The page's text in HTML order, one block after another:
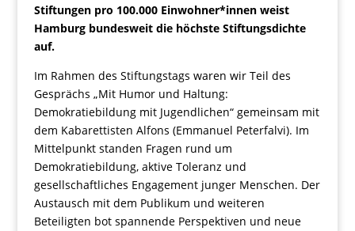
Stiftungen pro 100.000 Einwohner*innen weist
Hamburg bundesweit die höchste Stiftungsdichte
auf.
Im Rahmen des Stiftungstags waren wir Teil des
Gesprächs „Mit Humor und Haltung:
Demokratiebildung mit Jugendlichen“ gemeinsam mit
dem Kabarettisten Alfons (Emmanuel Peterfalvi). Im
Mittelpunkt standen Fragen rund um
Demokratiebildung, aktive Toleranz und
gesellschaftliches Engagement junger Menschen. Der
Austausch mit dem Publikum und weiteren
Beteiligten bot spannende Perspektiven und neue